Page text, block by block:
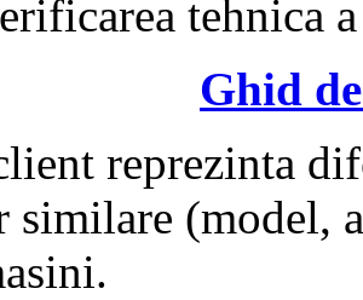
tehnica
Ghid
reprezinta
similare (model,